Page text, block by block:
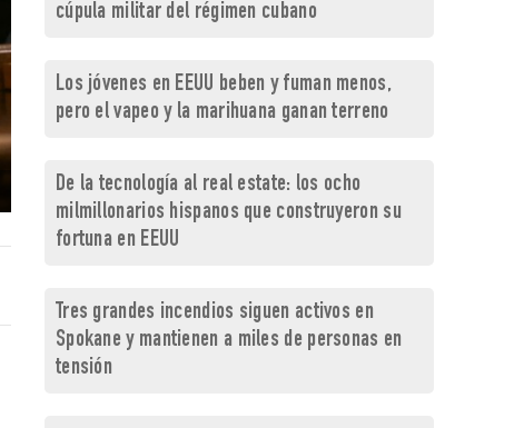
cúpula militar del régimen cubano
Los jóvenes en EEUU beben y fuman menos,
pero el vapeo y la marihuana ganan terreno
De la tecnología al real estate: los ocho
milmillonarios hispanos que construyeron su
fortuna en EEUU
Tres grandes incendios siguen activos en
Spokane y mantienen a miles de personas en
tensión